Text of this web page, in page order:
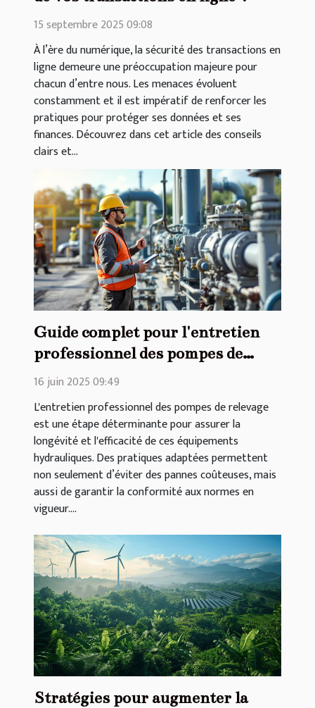
15 septembre 2025 09:08
À l’ère du numérique, la sécurité des transactions en
ligne demeure une préoccupation majeure pour
chacun d’entre nous. Les menaces évoluent
constamment et il est impératif de renforcer les
pratiques pour protéger ses données et ses
finances. Découvrez dans cet article des conseils
clairs et...
Guide complet pour l'entretien
professionnel des pompes de
relevage
16 juin 2025 09:49
L'entretien professionnel des pompes de relevage
est une étape déterminante pour assurer la
longévité et l'efficacité de ces équipements
hydrauliques. Des pratiques adaptées permettent
non seulement d’éviter des pannes coûteuses, mais
aussi de garantir la conformité aux normes en
vigueur....
Stratégies pour augmenter la